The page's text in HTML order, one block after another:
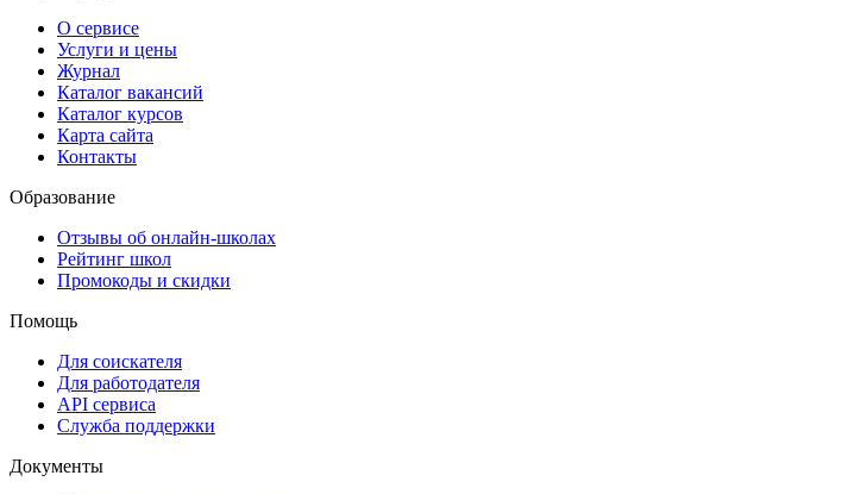
О сервисе
Услуги и цены
Журнал
Каталог вакансий
Каталог курсов
Карта сайта
Контакты
Образование
Отзывы об онлайн-школах
Рейтинг школ
Промокоды и скидки
Помощь
Для соискателя
Для работодателя
API сервиса
Служба поддержки
Документы